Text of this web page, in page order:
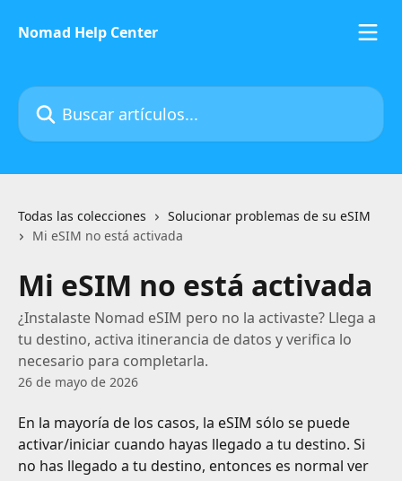
Nomad Help Center
Buscar artículos...
Todas las colecciones
Solucionar problemas de su eSIM
Mi eSIM no está activada
Mi eSIM no está activada
¿Instalaste Nomad eSIM pero no la activaste? Llega a
tu destino, activa itinerancia de datos y verifica lo
necesario para completarla.
26 de mayo de 2026
En la mayoría de los casos, la eSIM sólo se puede
activar/iniciar cuando hayas llegado a tu destino. Si
no has llegado a tu destino, entonces es normal ver